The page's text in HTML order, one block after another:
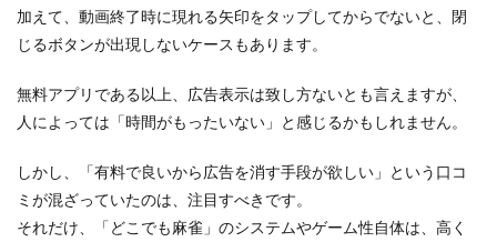
加えて、動画終了時に現れる矢印をタップしてからでないと、閉
じるボタンが出現しないケースもあります。
無料アプリである以上、広告表示は致し方ないとも言えますが、
人によっては「時間がもったいない」と感じるかもしれません。
しかし、「有料で良いから広告を消す手段が欲しい」という口コ
ミが混ざっていたのは、注目すべきです。
それだけ、「どこでも麻雀」のシステムやゲーム性自体は、高く